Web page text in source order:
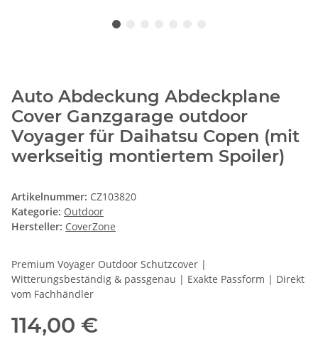
Auto Abdeckung Abdeckplane
Cover Ganzgarage outdoor
Voyager für Daihatsu Copen (mit
werkseitig montiertem Spoiler)
Artikelnummer: CZ103820
Kategorie: Outdoor
Hersteller: CoverZone
Premium Voyager Outdoor Schutzcover |
Witterungsbeständig & passgenau | Exakte Passform | Direkt
vom Fachhändler
114,00 €